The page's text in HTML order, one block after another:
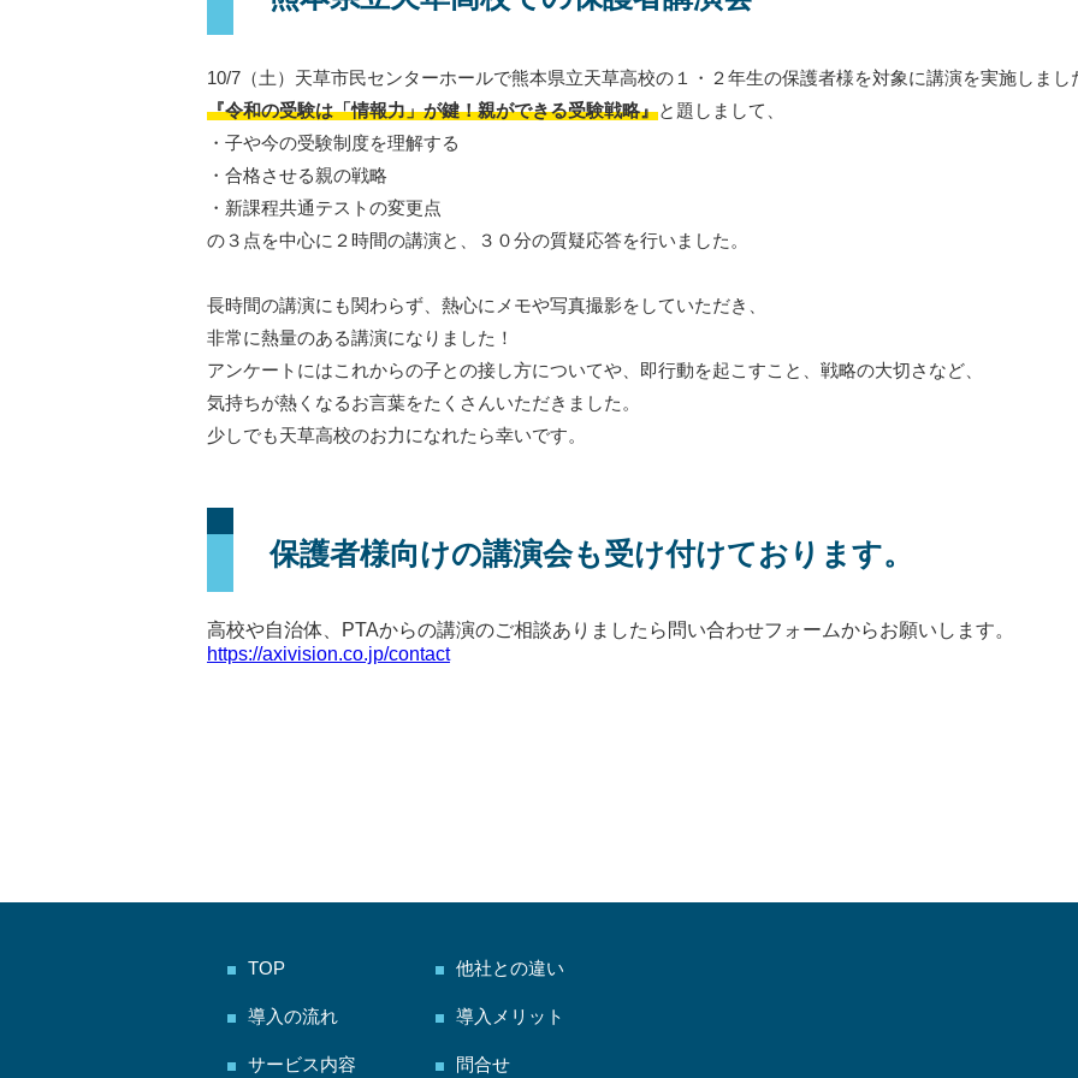
10/7（土）天草市民センターホールで熊本県立天草高校の１・２年生の保護者様を対象に講演を実施しまし
『令和の受験は「情報力」が鍵！親ができる受験戦略』と題しまして、
・子や今の受験制度を理解する
・合格させる親の戦略
・新課程共通テストの変更点
の３点を中心に２時間の講演と、３０分の質疑応答を行いました。
長時間の講演にも関わらず、熱心にメモや写真撮影をしていただき、
非常に熱量のある講演になりました！
アンケートにはこれからの子との接し方についてや、即行動を起こすこと、戦略の大切さなど、
気持ちが熱くなるお言葉をたくさんいただきました。
少しでも天草高校のお力になれたら幸いです。
保護者様向けの講演会も受け付けております。
https://axivision.co.jp/contact
TOP
導入の流れ
サービス内容
他社との違い
導入メリット
問合せ